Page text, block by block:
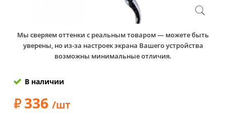
Мы сверяем оттенки с реальным товаром — можете быть
уверены, но из-за настроек экрана Вашего устройства
возможны минимальные отличия.
В наличии
336 /шт